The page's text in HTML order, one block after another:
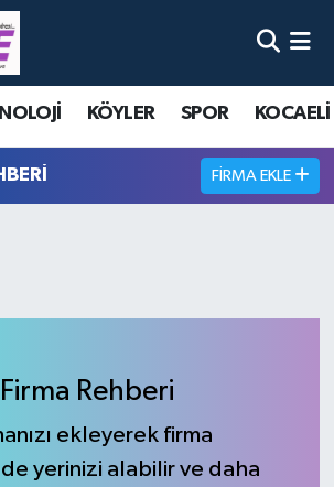
KÖYLER SPOR
FIRMA EKLE
Firma Rehberi
ekleyerek firma
yerinizi alabilir ve daha